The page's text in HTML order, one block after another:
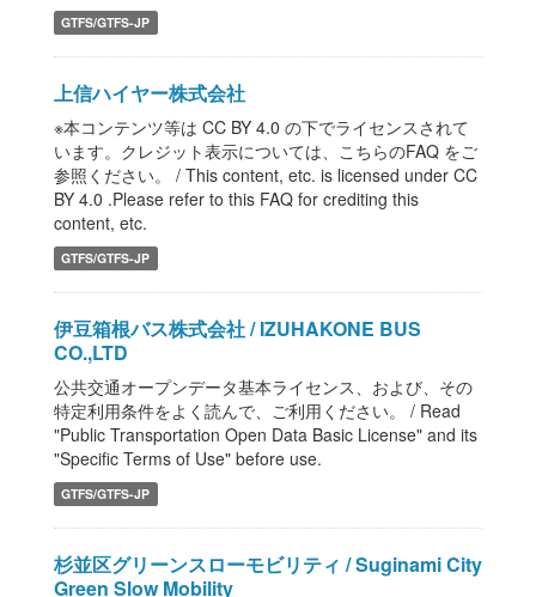
GTFS/GTFS-JP
上信ハイヤー株式会社
※本コンテンツ等は CC BY 4.0 の下でライセンスされて
います。クレジット表示については、こちらのFAQ をご
参照ください。 / This content, etc. is licensed under CC
BY 4.0 .Please refer to this FAQ for crediting this
content, etc.
GTFS/GTFS-JP
伊豆箱根バス株式会社 / IZUHAKONE BUS
CO.,LTD
公共交通オープンデータ基本ライセンス、および、その
特定利用条件をよく読んで、ご利用ください。 / Read
"Public Transportation Open Data Basic License" and its
"Specific Terms of Use" before use.
GTFS/GTFS-JP
杉並区グリーンスローモビリティ / Suginami City
Green Slow Mobility